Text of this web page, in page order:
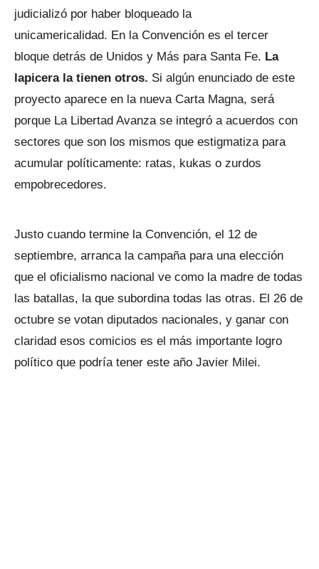
judicializó por haber bloqueado la
unicamericalidad. En la Convención es el tercer
bloque detrás de Unidos y Más para Santa Fe. La
lapicera la tienen otros. Si algún enunciado de este
proyecto aparece en la nueva Carta Magna, será
porque La Libertad Avanza se integró a acuerdos con
sectores que son los mismos que estigmatiza para
acumular políticamente: ratas, kukas o zurdos
empobrecedores.
Justo cuando termine la Convención, el 12 de
septiembre, arranca la campaña para una elección
que el oficialismo nacional ve como la madre de todas
las batallas, la que subordina todas las otras. El 26 de
octubre se votan diputados nacionales, y ganar con
claridad esos comicios es el más importante logro
político que podría tener este año Javier Milei.